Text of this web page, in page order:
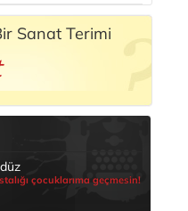
Sanat Terimi
çocuklarıma geçmesin!